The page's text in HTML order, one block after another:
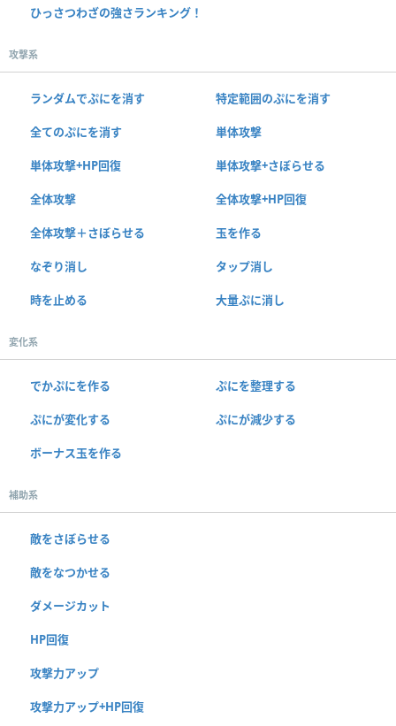
ひっさつわざの強さランキング！
攻撃系
ランダムでぷにを消す 特定範囲のぷにを消す
全てのぷにを消す 単体攻撃
単体攻撃+HP回復 単体攻撃+さぼらせる
全体攻撃 全体攻撃+HP回復
全体攻撃＋さぼらせる 玉を作る
なぞり消し タップ消し
時を止める 大量ぷに消し
変化系
でかぷにを作る ぷにを整理する
ぷにが変化する ぷにが減少する
ボーナス玉を作る
補助系
敵をさぼらせる
敵をなつかせる
ダメージカット
HP回復
攻撃力アップ
攻撃力アップ+HP回復